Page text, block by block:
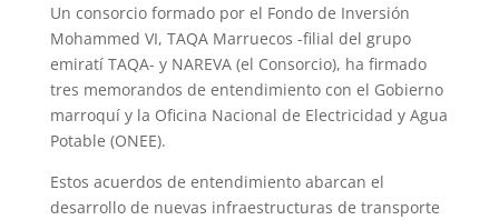
Un consorcio formado por el Fondo de Inversión
Mohammed VI, TAQA Marruecos -filial del grupo
emiratí TAQA- y NAREVA (el Consorcio), ha firmado
tres memorandos de entendimiento con el Gobierno
marroquí y la Oficina Nacional de Electricidad y Agua
Potable (ONEE).
Estos acuerdos de entendimiento abarcan el
desarrollo de nuevas infraestructuras de transporte